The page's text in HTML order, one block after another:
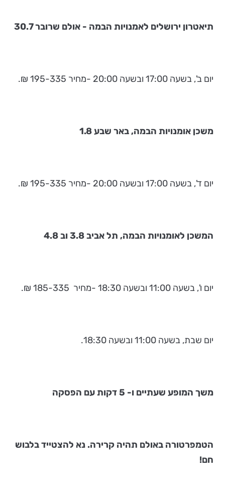
תיאטרון ירושלים לאמנויות הבמה - אולם שרובר30.7
יום ב', בשעה 17:00 ובשעה 20:00 -מחיר 195-335 ₪.
משכן אומנויות הבמה, באר שבע 1.8
יום ד', בשעה 17:00 ובשעה 20:00 -מחיר 195-335 ₪.
המשכן לאומנויות הבמה, תל אביב 3.8 וב 4.8
יום ו', בשעה 11:00 ובשעה 18:30 -מחיר 185-335 ₪.
יום שבת, בשעה 11:00 ובשעה 18:30.
משך המופע שעתיים ו- 5 דקות עם הפסקה
הטמפרטורה באולם תהיה קרירה. נא להצטייד בלבוש
חם!